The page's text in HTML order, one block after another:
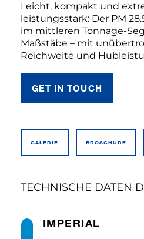
Leicht, kompakt und
leistungsstark: Der PM
im mittleren Tonnage-
Maßstäbe – mit
Reichweite und
GET IN TOUCH
GALERIE BROSCHÜRE
TECHNISCHE DATEN
IMPERIAL